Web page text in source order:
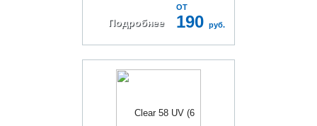
Подробнее
ОТ
190 руб.